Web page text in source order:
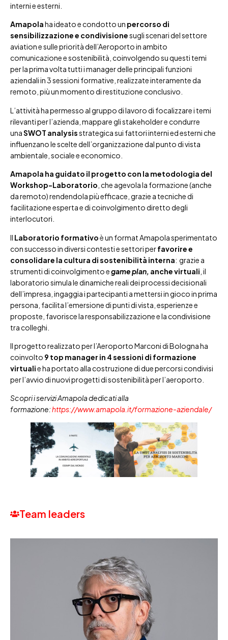
interni e esterni.
Amapolaha ideato e condotto un percorso di
sensibilizzazione e condivisionesugli scenari del settore
aviation e sulle priorità dell’Aeroporto in ambito
comunicazione e sostenibilità, coinvolgendo su questi temi
per la prima volta tutti i manager delle principali funzioni
aziendali in 3 sessioni formative, realizzate interamente da
remoto, più un momento di restituzione conclusivo.
L’attività ha permesso al gruppo di lavoro di focalizzare i temi
rilevanti per l’azienda, mappare gli stakeholder e condurre
unaSWOT analysisstrategica sui fattori interni ed esterni che
influenzano le scelte dell’organizzazione dal punto di vista
ambientale, sociale e economico.
Amapola ha guidato il progetto con la metodologia del
Workshop-Laboratorio , che agevola la formazione (anche
da remoto) rendendola più efficace, grazie a tecniche di
facilitazione esperta e di coinvolgimento diretto degli
interlocutori.
Il Laboratorio formativoè un format Amapola sperimentato
con successo in diversi contesti e settori perfavorire e
consolidare la cultura di sostenibilità interna: grazie a
strumenti di coinvolgimento egame plan, anche virtuali , il
laboratorio simula le dinamiche reali dei processi decisionali
dell’impresa, ingaggia i partecipanti a mettersi in gioco in prima
persona, facilita l’emersione di punti di vista, esperienze e
proposte, favorisce la responsabilizzazione e la condivisione
tra colleghi.
Il progetto realizzato per l’Aeroporto Marconi di Bologna ha
coinvolto 9 top manager in 4 sessioni di formazione
virtualie ha portato alla costruzione di due percorsi condivisi
per l’avvio di nuovi progetti di sostenibilità per l’aeroporto.
Scopri i servizi Amapola dedicati alla
formazione:https://www.amapola.it/formazione-aziendale/
Team leaders